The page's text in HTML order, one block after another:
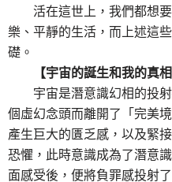
活在這世上，我們都想要
樂、平靜的生活，而上述這
礎。
【宇宙的誕生和我的真相
宇宙是潛意識幻相的投射
個虛幻念頭而離開了「完美
產生巨大的匱乏感，以及緊
恐懼，此時意識成為了潛意
面感受後，便將負罪感投射